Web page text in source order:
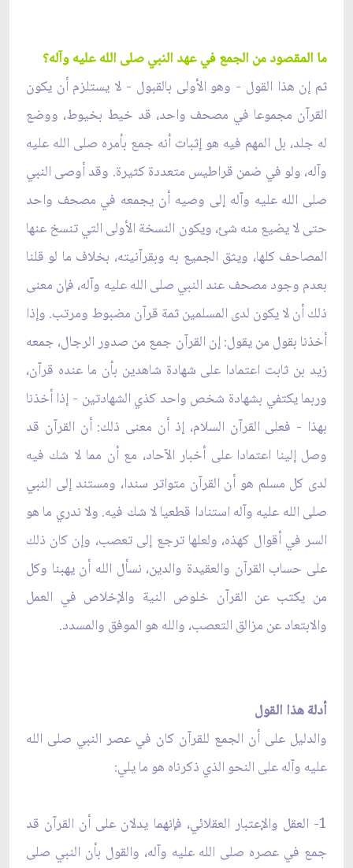
ما المقصود من الجمع في عهد النبي صلى الله عليه وآله؟
ثم إن هذا القول - وهو الأولى بالقبول - لا يستلزم أن يكون
القرآن مجموعا في مصحف واحد، قد خيط بخيوط، ووضع
له جلد، بل المهم فيه هو إثبات أنه جمع بأمره صلى الله عليه
وآله، ولو في ضمن قراطيس متعددة كثيرة. وقد أوصى النبي
صلى الله عليه وآله إلى وصيه أن يجمعه في مصحف واحد
حتى لا يضيع منه شئ، ويكون النسخة الأولى التي تنسخ عنها
المصاحف كلها، ويثق الجميع به وبقرآنيته، بخلاف ما لو قلنا
بعدم وجود مصحف عند النبي صلى الله عليه وآله، فإن معنى
ذلك أن لا يكون لدى المسلمين ثمة قرآن مضبوط ومرتب. وإذا
أخذنا بقول من يقول: إن القرآن جمع من صدور الرجال، جمعه
زيد بن ثابت اعتمادا على شهادة شاهدين بأن ما عنده قرآن،
وربما يكتفي بشهادة شخص واحد كذي الشهادتين - إذا أخذنا
بهذا - فعلى القرآن السلام، إذ أن معنى ذلك: أن القرآن قد
وصل إلينا اعتمادا على أخبار الآحاد، مع أن مما لا شك فيه
لدى كل مسلم هو أن القرآن متواتر سندا، ومستند إلى النبي
صلى الله عليه وآله استنادا قطعيا لا شك فيه. ولا ندري ما هو
السر في أقوال كهذه، ولعلها ترجع إلى تعصب، وإن كان ذلك
على حساب القرآن والعقيدة والدين، نسأل الله أن يهبنا وكل
من يكتب عن القرآن خلوص النية والإخلاص في العمل
والابتعاد عن مزالق التعصب، والله هو الموفق والمسدد.
أدلة هذا القول
والدليل على أن الجمع للقرآن كان في عصر النبي صلى الله
عليه وآله على النحو الذي ذكرناه هو ما يلي:
1- العقل والإعتبار العقلائي، فإنهما يدلان على أن القرآن قد
جمع في عصره صلى الله عليه وآله، والقول بأن النبي صلى